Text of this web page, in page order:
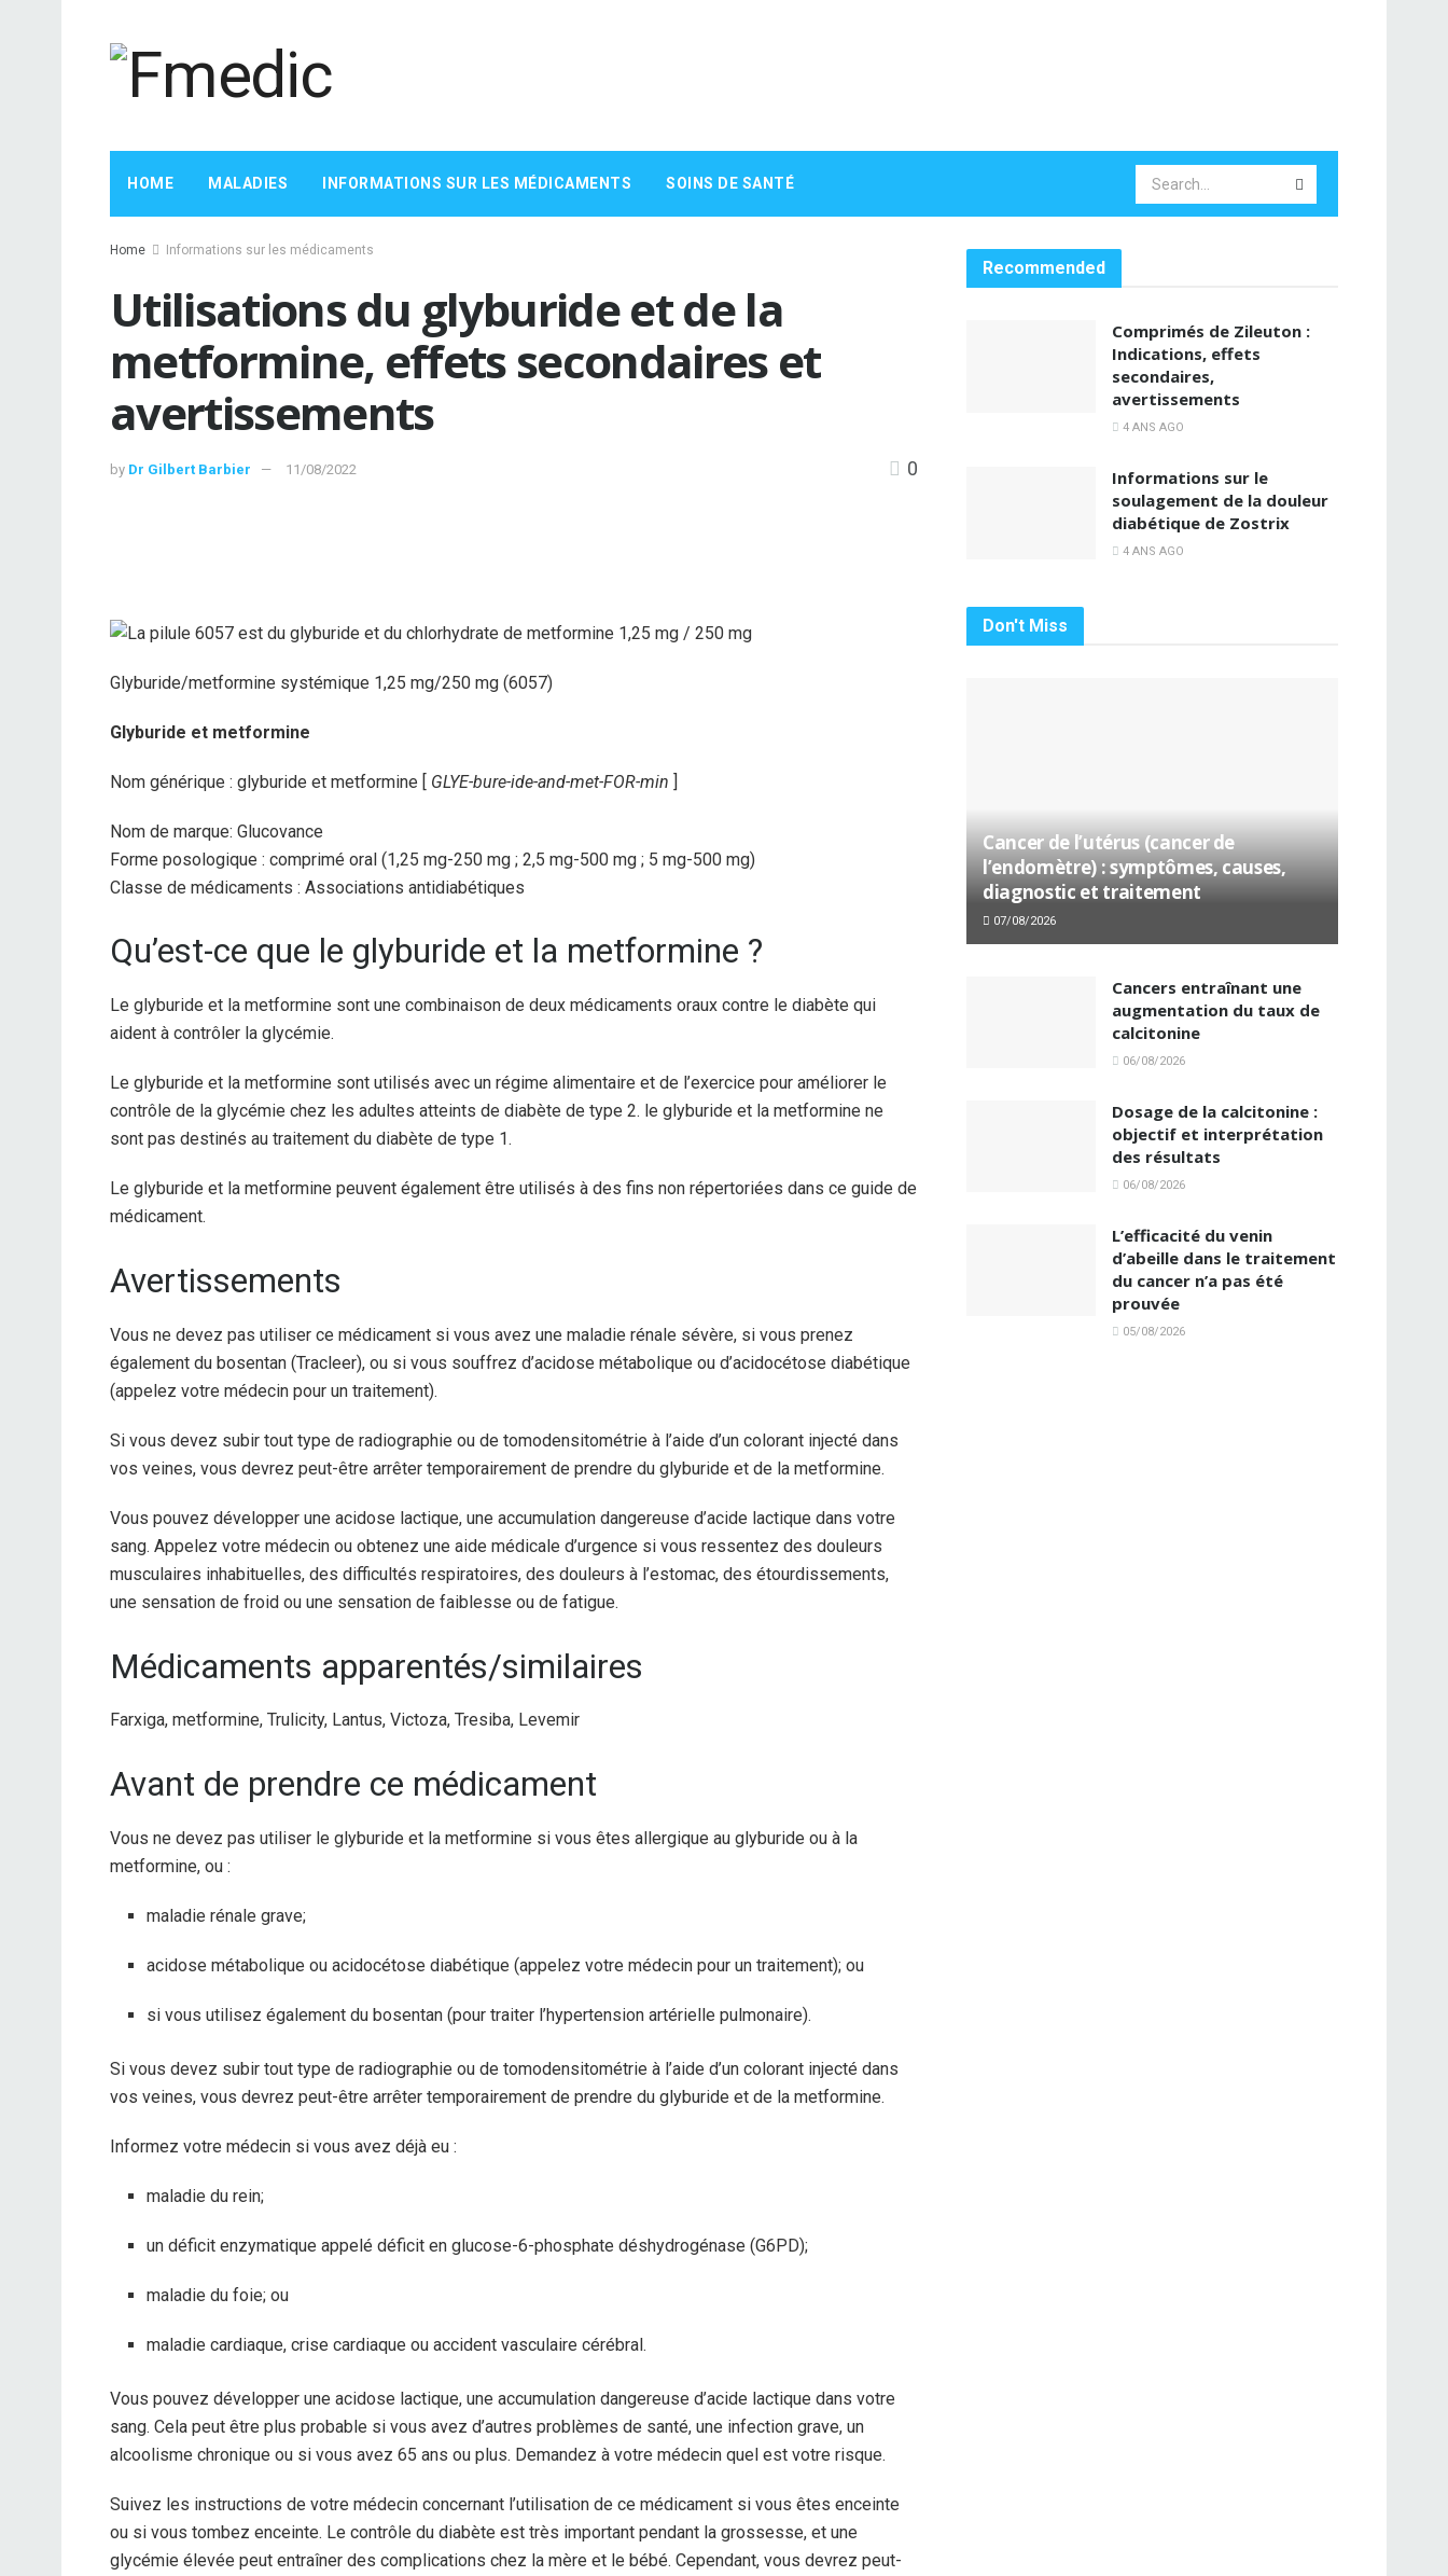
HOME MALADIES INFORMATIONS SUR LES MÉDICAMENTS SOINS DE SANTÉ
Home Informations sur les médicaments
Utilisations du glyburide et de la
metformine, effets secondaires et
avertissements
by Dr Gilbert Barbier 11/08/2022 0
Glyburide/metformine systémique 1,25 mg/250 mg (6057)
Glyburide et metformine
Nom générique : glyburide et metformine [ GLYE-bure-ide-and-met-FOR-min ]
Nom de marque: Glucovance
Forme posologique : comprimé oral (1,25 mg-250 mg ; 2,5 mg-500 mg ; 5 mg-500 mg)
Classe de médicaments : Associations antidiabétiques
Qu’est-ce que le glyburide et la metformine ?
Le glyburide et la metformine sont une combinaison de deux médicaments oraux contre le diabète qui
aident à contrôler la glycémie.
Le glyburide et la metformine sont utilisés avec un régime alimentaire et de l’exercice pour améliorer le
contrôle de la glycémie chez les adultes atteints de diabète de type 2. le glyburide et la metformine ne
sont pas destinés au traitement du diabète de type 1.
Le glyburide et la metformine peuvent également être utilisés à des fins non répertoriées dans ce guide de
médicament.
Avertissements
Vous ne devez pas utiliser ce médicament si vous avez une maladie rénale sévère, si vous prenez
également du bosentan (Tracleer), ou si vous souffrez d’acidose métabolique ou d’acidocétose diabétique
(appelez votre médecin pour un traitement).
Si vous devez subir tout type de radiographie ou de tomodensitométrie à l’aide d’un colorant injecté dans
vos veines, vous devrez peut-être arrêter temporairement de prendre du glyburide et de la metformine.
Vous pouvez développer une acidose lactique, une accumulation dangereuse d’acide lactique dans votre
sang. Appelez votre médecin ou obtenez une aide médicale d’urgence si vous ressentez des douleurs
musculaires inhabituelles, des difficultés respiratoires, des douleurs à l’estomac, des étourdissements,
une sensation de froid ou une sensation de faiblesse ou de fatigue.
Médicaments apparentés/similaires
Farxiga, metformine, Trulicity, Lantus, Victoza, Tresiba, Levemir
Avant de prendre ce médicament
Vous ne devez pas utiliser le glyburide et la metformine si vous êtes allergique au glyburide ou à la
metformine, ou :
maladie rénale grave;
acidose métabolique ou acidocétose diabétique (appelez votre médecin pour un traitement); ou
si vous utilisez également du bosentan (pour traiter l’hypertension artérielle pulmonaire).
Si vous devez subir tout type de radiographie ou de tomodensitométrie à l’aide d’un colorant injecté dans
vos veines, vous devrez peut-être arrêter temporairement de prendre du glyburide et de la metformine.
Informez votre médecin si vous avez déjà eu :
maladie du rein;
un déficit enzymatique appelé déficit en glucose-6-phosphate déshydrogénase (G6PD);
maladie du foie; ou
maladie cardiaque, crise cardiaque ou accident vasculaire cérébral.
Vous pouvez développer une acidose lactique, une accumulation dangereuse d’acide lactique dans votre
sang. Cela peut être plus probable si vous avez d’autres problèmes de santé, une infection grave, un
alcoolisme chronique ou si vous avez 65 ans ou plus. Demandez à votre médecin quel est votre risque.
Suivez les instructions de votre médecin concernant l’utilisation de ce médicament si vous êtes enceinte
ou si vous tombez enceinte. Le contrôle du diabète est très important pendant la grossesse, et une
glycémie élevée peut entraîner des complications chez la mère et le bébé. Cependant, vous devrez peut-
Recommended
Comprimés de Zileuton :
Indications, effets
secondaires,
avertissements
4 ANS AGO
Informations sur le
soulagement de la douleur
diabétique de Zostrix
4 ANS AGO
Don't Miss
Cancer de l’utérus (cancer de
l’endomètre) : symptômes, causes,
diagnostic et traitement
07/08/2026
Cancers entraînant une
augmentation du taux de
calcitonine
06/08/2026
Dosage de la calcitonine :
objectif et interprétation
des résultats
06/08/2026
L’efficacité du venin
d’abeille dans le traitement
du cancer n’a pas été
prouvée
05/08/2026